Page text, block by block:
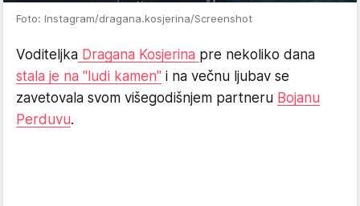
Foto: Instagram/dragana.kosjerina/Screenshot
Voditeljka Dragana Kosjerina pre nekoliko dana
stala je na "ludi kamen" i na večnu ljubav se
zavetovala svom višegodišnjem partneru Bojanu
Perduvu.